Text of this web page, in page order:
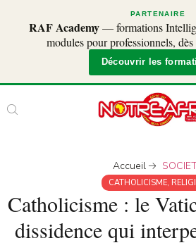
PARTENAIRE
RAF Academy— formations
modules pour professionnels,
Découvrir les
Accueil
CATHOLICISME,
Catholicisme : le
dissidence qui